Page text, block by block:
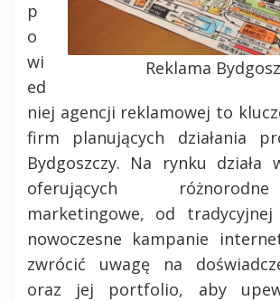
Reklama
p
o
wi
ed
niej agencji reklamowej to
firm planujących działania
Bydgoszczy. Na rynku działa
oferujących
marketingowe, od
nowoczesne kampanie
zwrócić uwagę na
oraz jej portfolio, aby